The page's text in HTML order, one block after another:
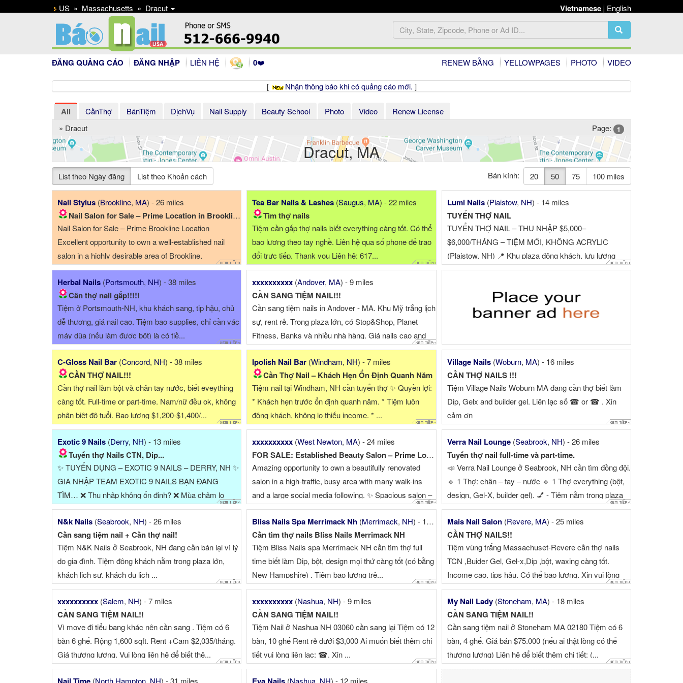
Vietnamese English
US » Massachusetts » Dracut
RENEW BẰNG YELLOWPAGES PHOTO VIDEO
ĐĂNG QUẢNG CÁO ĐĂNG NHẬP LIÊN HỆ 0❤️
[ Nhận thông báo khi có quảng cáo mới. ]
All CầnThợ BánTiệm DịchVụ Nail Supply Beauty School Photo Video
Renew License
» Dracut
Page: 1
Dracut, MA
List theo Ngày đăng List theo Khoản cách 20 50 75 100 miles
Bán kính:
Nail Stylus (Brookline, MA) - 26 miles
Nail Salon for Sale – Prime Location in Brookline,...
Nail Salon for Sale – Prime Brookline Location
Excellent opportunity to own a well-established nail
salon in a highly desirable area of Brookline,
Massachusetts. Conveniently located directly on the
Green Line, this salon offers outstanding visibility and
easy access for customers. ...
Tea Bar Nails & Lashes (Saugus, MA) - 22 miles
Tìm thợ nails
Tiệm cần gấp thợ nails biết everything càng tốt. Có thể
bao lương theo tay nghề. Liên hệ qua số phone để trao
đổi trực tiếp. Thank you Liên hệ: 617...
Lumi Nails (Plaistow, NH) - 14 miles
TUYỂN THỢ NAIL
TUYỂN THỢ NAIL – THU NHẬP $5,000–
$6,000/THÁNG – TIỆM MỚI, KHÔNG ACRYLIC
(Plaistow, NH) 📍 Khu plaza đông khách, lưu lượng
người qua lại cao, đối diện Market Basket, gần ...
Herbal Nails (Portsmouth, NH) - 38 miles
Cần thợ nail gấp!!!!!
Tiệm ở Portsmouth-NH, khu khách sang, tip hậu, chủ
dễ thương, giá nail cao. Tiệm bao supplies, chỉ cần vác
máy dũa (nếu làm được bột) là có tiề...
xxxxxxxxxx (Andover, MA) - 9 miles
CẦN SANG TIỆM NAIL!!!
Cần sang tiệm nails in Andover - MA. Khu Mỹ trắng lịch
sự, rent rẻ. Trong plaza lớn, có Stop&Shop, Planet
Fitness, Banks và nhiều nhà hàng. Giá nails cao and
good ...
C-Gloss Nail Bar (Concord, NH) - 38 miles
CẦN THỢ NAIL!!!
Cần thợ nail làm bột và chân tay nước, biết eveything
càng tốt. Full-time or part-time. Nam/nữ đều ok, không
phân biệt độ tuổi. Bao lương $1,200-$1,400/...
Ipolish Nail Bar (Windham, NH) - 7 miles
Cần Thợ Nail – Khách Hẹn Ổn Định Quanh Năm
Tiệm nail tại Windham, NH cần tuyển thợ ✨ Quyền lợi:
* Khách hẹn trước ổn định quanh năm. * Tiệm luôn
đông khách, không lo thiếu income. * ...
Village Nails (Woburn, MA) - 16 miles
CẦN THỢ NAILS !!!
Tiệm Village Nails Woburn MA đang cần thợ biết làm
Dip, Gelx and builder gel. Liên lạc số ☎ or ☎ . Xin
cảm ơn
Exotic 9 Nails (Derry, NH) - 13 miles
Tuyển thợ Nails CTN, Dip...
✨ TUYỂN DỤNG – EXOTIC 9 NAILS – DERRY, NH ✨
GIA NHẬP TEAM EXOTIC 9 NAILS BẠN ĐANG
TÌM… ❌ Thu nhập không ổn định? ❌ Mùa chậm lo
thiếu khách? ❌ Không có quyền ...
xxxxxxxxxx (West Newton, MA) - 24 miles
FOR SALE: Established Beauty Salon – Prime Location
Amazing opportunity to own a beautifully renovated
salon in a high-traffic, busy area with many walk-ins
and a large social media following. ✨ Spacious salon –
easily convertible to a nail salon with room for 10–12
stations ✨ Private basement level with separate
entrance ...
Verra Nail Lounge (Seabrook, NH) - 26 miles
Tuyển thợ nail full-time và part-time.
📣 Verra Nail Lounge ở Seabrook, NH cần tìm đồng đội.
🔹 1 Thợ: chân – tay – nước 🔹 1 Thợ everything (bột,
design, Gel-X, builder gel). 💅 - Tiệm nằm trong plaza
đông khách, tip hậu, location cạ...
N&k Nails (Seabrook, NH) - 26 miles
Cần sang tiệm nail + Cần thợ nail!
Tiệm N&K Nails ở Seabrook, NH đang cần bán lại vì lý
do gia đình. Tiệm đông khách nằm trong plaza lớn,
khách lịch sự, khách du lịch ...
Bliss Nails Spa Merrimack Nh (Merrimack, NH) - 14 miles
Cần tìm thợ nails Bliss Nails Merrimack NH
Tiệm Bliss Nails spa Merrimack NH cần tìm thợ full
time biết làm Dip, bột, design mọi thứ càng tốt (có bằng
New Hampshire) . Tiệm bao lương trê...
Mais Nail Salon (Revere, MA) - 25 miles
CẦN THỢ NAILS!!
Tiệm vùng trắng Massachuset-Revere cần thợ nails
TCN ,Buider Gel, Gel-x,Dip ,bột, waxing càng tốt.
Income cao, tips hậu. Có thể bao lương. Xin vui lòng
liên hệ ...
xxxxxxxxxx (Salem, NH) - 7 miles
CẦN SANG TIỆM NAIL!!
Vì move đi tiểu bang khác nên cần sang . Tiệm có 6
bàn 6 ghế. Rộng 1,600 sqft. Rent +Cam $2,035/tháng.
Giá thương lượng. Vui lòng liên hệ để biết thê...
xxxxxxxxxx (Nashua, NH) - 9 miles
CẦN SANG TIỆM NAIL!!
Tiệm Nail ở Nashua NH 03060 cần sang lại Tiệm có 12
bàn, 10 ghế Rent rẻ dưới $3,000 Ai muốn biết thêm chi
tiết vui lòng liên lạc: ☎. Xin ...
My Nail Lady (Stoneham, MA) - 18 miles
CẦN SANG TIỆM NAIL!!
Cần sang tiệm nail ở Stoneham MA 02180 Tiệm có 6
bàn, 4 ghế. Giá bán $75.000 (nếu ai thật lòng có thể
thương lượng) Liên hệ để biết thêm chi tiết: (...
(North Hampton NH) - 31 miles (Nashua NH) - 12 miles